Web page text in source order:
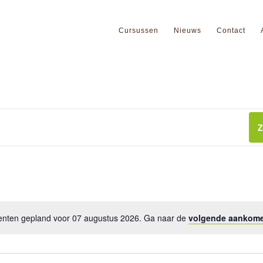
Cursussen Nieuws Contact
gepland voor 07 augustus 2026. Ga naar de volgende